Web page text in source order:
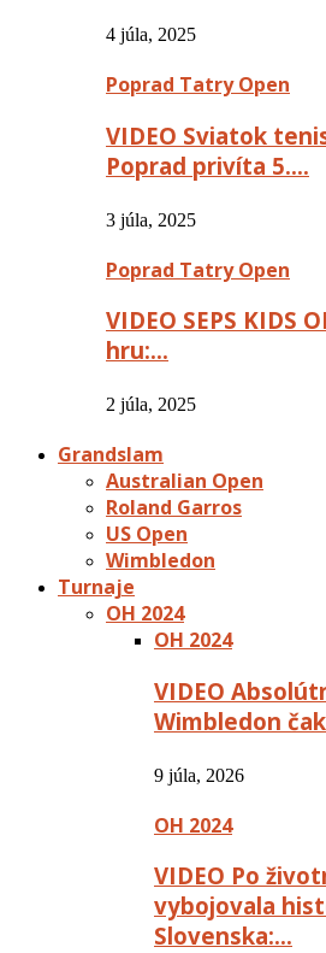
4 júla, 2025
Poprad Tatry Open
VIDEO Sviatok
Poprad privíta 5….
3 júla, 2025
Poprad Tatry Open
VIDEO SEPS KIDS
hru:…
2 júla, 2025
Grandslam
Australian Open
Roland Garros
US Open
Wimbledon
Turnaje
OH 2024
OH 2024
VIDEO
Wimbledon
9 júla, 2026
OH 2024
VIDEO Po
vybojovala
Slovenska:…